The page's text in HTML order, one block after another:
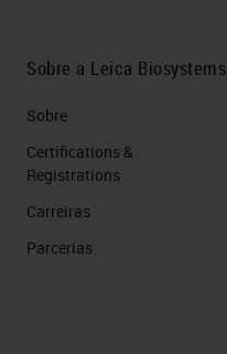
Sobre a Leica Biosystems
Sobre
Certifications &
Registrations
Carreiras
Parcerias